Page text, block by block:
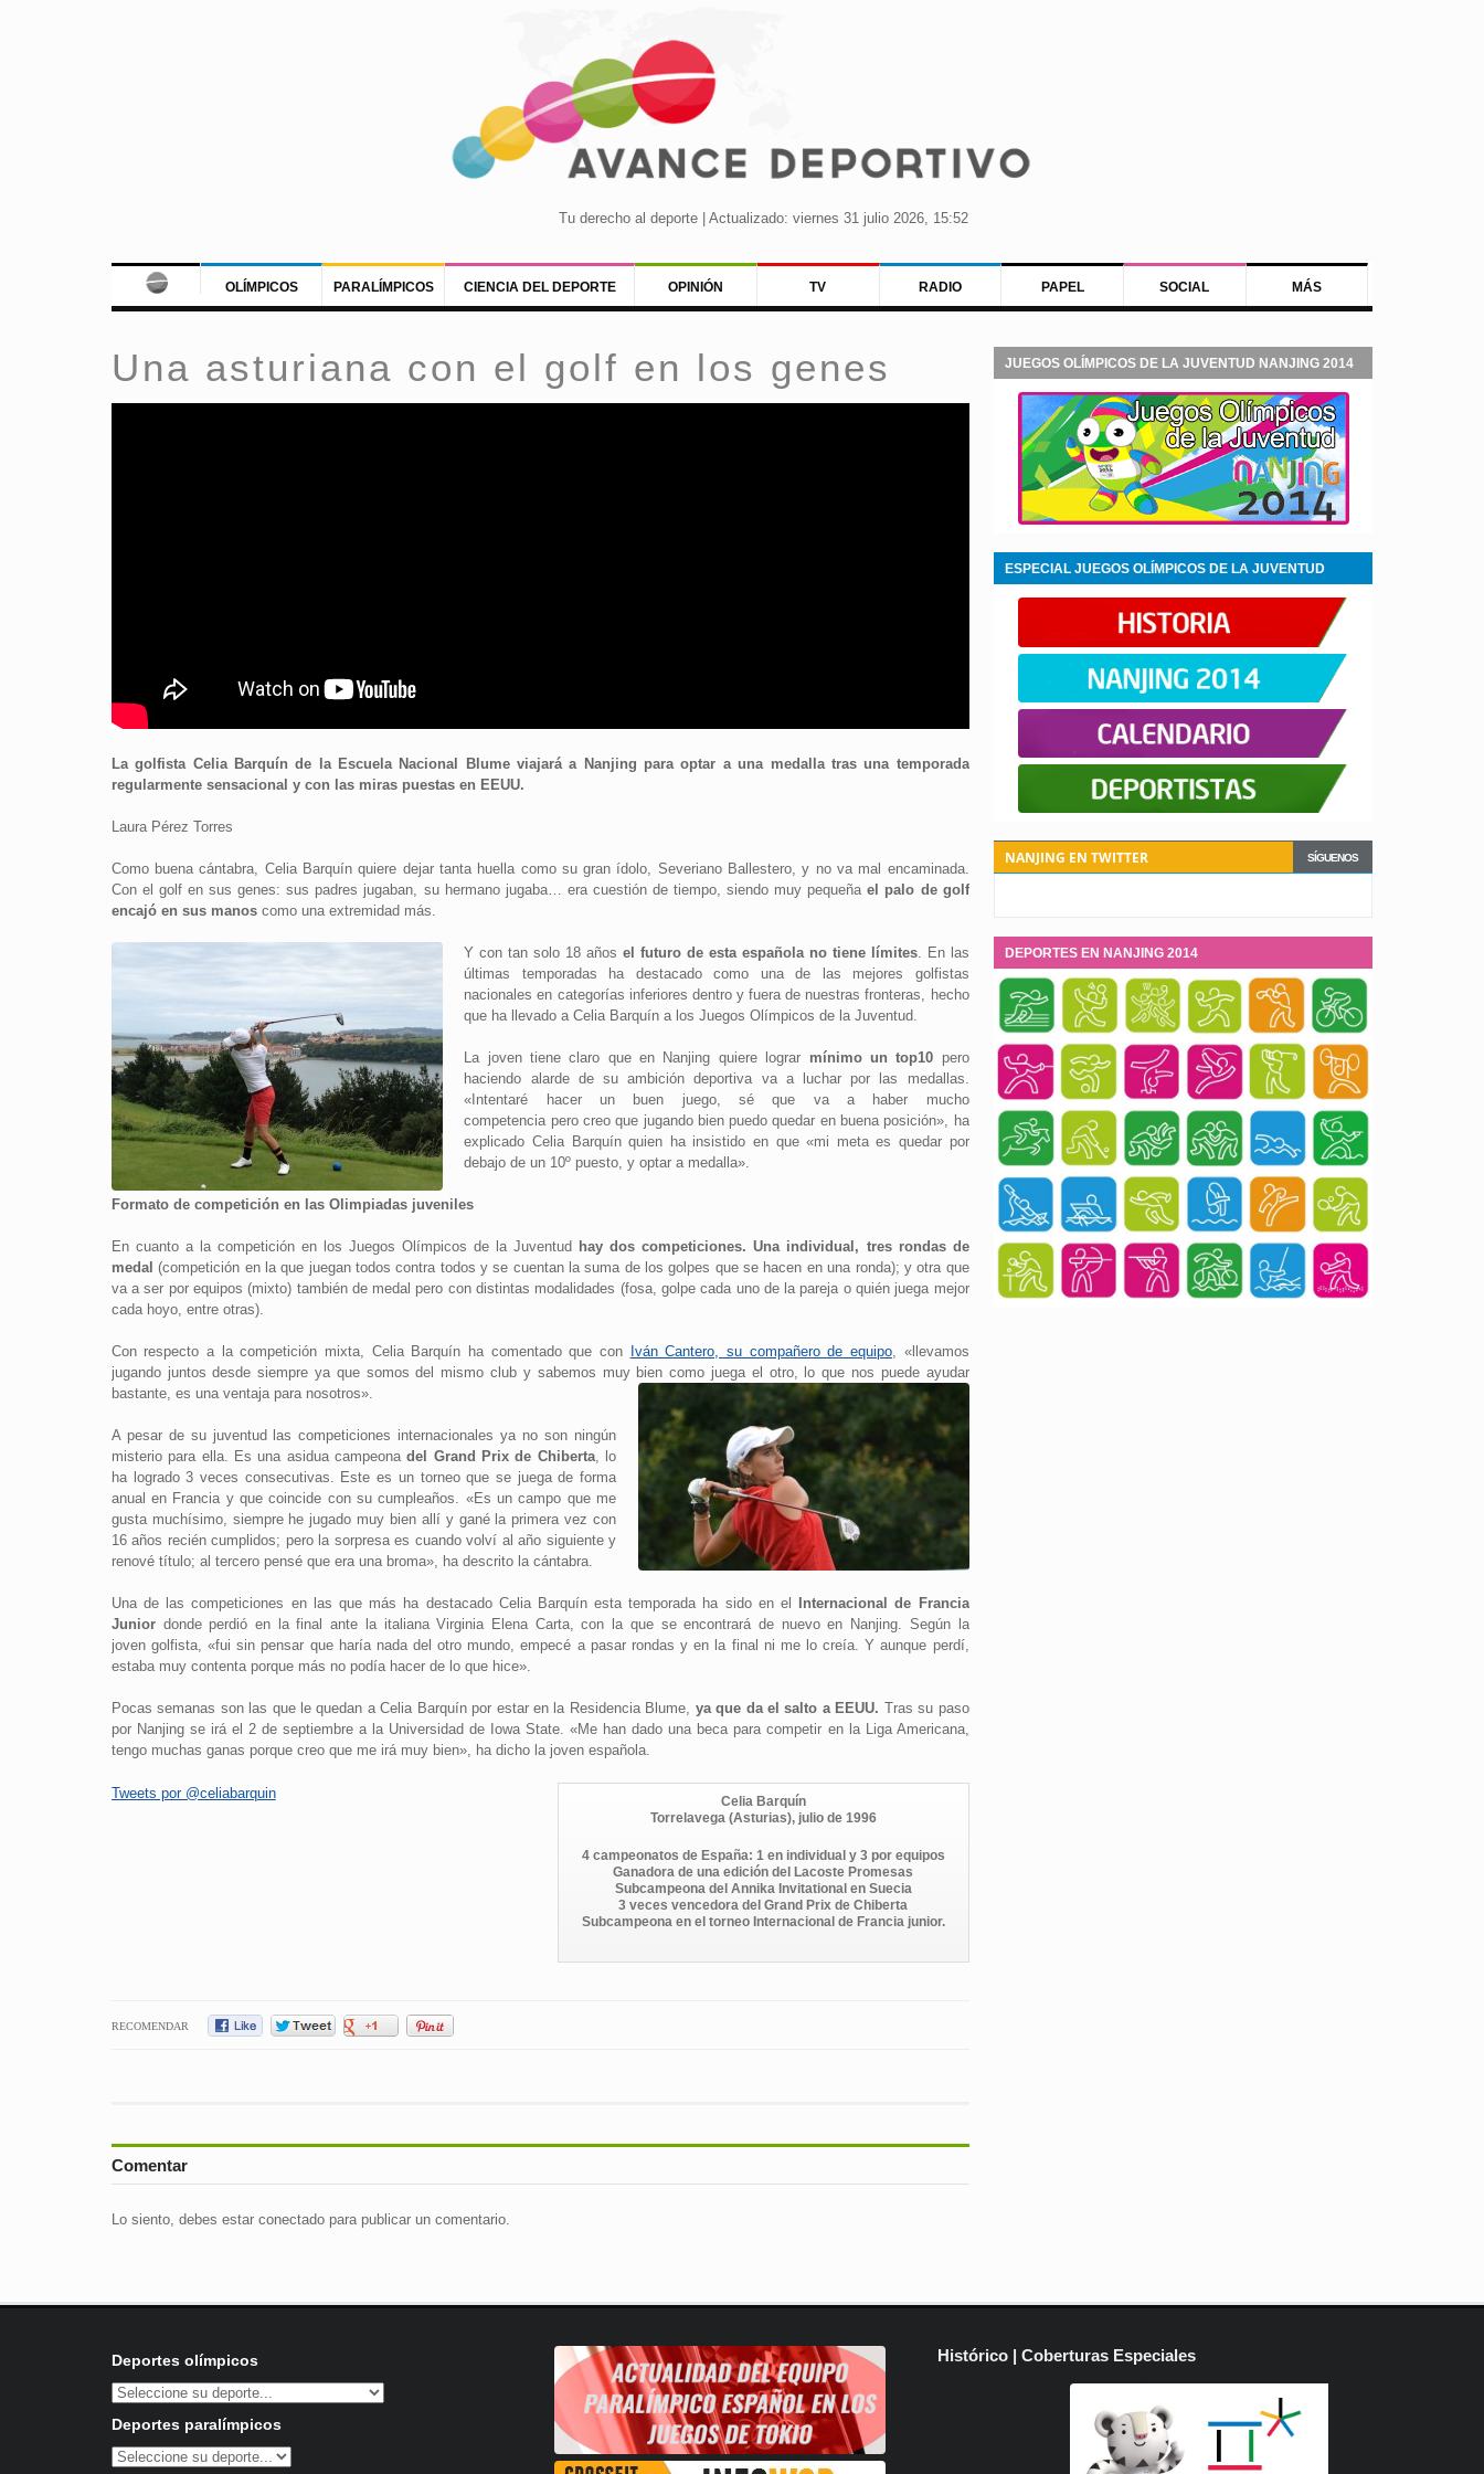
Tu derecho al deporte | Actualizado: viernes 31 julio 2026, 15:52
OLÍMPICOS PARALÍMPICOS CIENCIA DEL DEPORTE OPINIÓN TV RADIO PAPEL SOCIAL MÁS
Una asturiana con el golf en los genes
La golfista Celia Barquín de la Escuela Nacional Blume viajará a Nanjing para optar a una medalla tras una temporada
regularmente sensacional y con las miras puestas en EEUU.
Laura Pérez Torres
Como buena cántabra, Celia Barquín quiere dejar tanta huella como su gran ídolo, Severiano Ballestero, y no va mal encaminada.
Con el golf en sus genes: sus padres jugaban, su hermano jugaba… era cuestión de tiempo, siendo muy pequeñael palo de golf
encajó en sus manoscomo una extremidad más.
Y con tan solo 18 añosel futuro de esta española no tiene límites. En las
últimas temporadas ha destacado como una de las mejores golfistas
nacionales en categorías inferiores dentro y fuera de nuestras fronteras, hecho
que ha llevado a Celia Barquín a los Juegos Olímpicos de la Juventud.
La joven tiene claro que en Nanjing quiere lograr mínimo un top10 pero
haciendo alarde de su ambición deportiva va a luchar por las medallas.
«Intentaré hacer un buen juego, sé que va a haber mucho
competencia pero creo que jugando bien puedo quedar en buena posición», ha
explicado Celia Barquín quien ha insistido en que «mi meta es quedar por
debajo de un 10º puesto, y optar a medalla».
Formato de competición en las Olimpiadas juveniles
En cuanto a la competición en los Juegos Olímpicos de la Juventud hay dos competiciones. Una individual, tres rondas de
medal (competición en la que juegan todos contra todos y se cuentan la suma de los golpes que se hacen en una ronda); y otra que
va a ser por equipos (mixto) también de medal pero con distintas modalidades (fosa, golpe cada uno de la pareja o quién juega mejor
cada hoyo, entre otras).
Con respecto a la competición mixta, Celia Barquín ha comentado que con Iván Cantero, su compañero de equipo, «llevamos
jugando juntos desde siempre ya que somos del mismo club y sabemos muy bien como juega el otro, lo que nos puede ayudar
bastante, es una ventaja para nosotros».
A pesar de su juventud las competiciones internacionales ya no son ningún
misterio para ella. Es una asidua campeonadel Grand Prix de Chiberta, lo
ha logrado 3 veces consecutivas. Este es un torneo que se juega de forma
anual en Francia y que coincide con su cumpleaños. «Es un campo que me
gusta muchísimo, siempre he jugado muy bien allí y gané la primera vez con
16 años recién cumplidos; pero la sorpresa es cuando volví al año siguiente y
renové título; al tercero pensé que era una broma», ha descrito la cántabra.
Una de las competiciones en las que más ha destacado Celia Barquín esta temporada ha sido en el
Internacional de Francia
Juniordonde perdió en la final ante la italiana Virginia Elena Carta, con la que se encontrará de nuevo en Nanjing. Según la
joven golfista, «fui sin pensar que haría nada del otro mundo, empecé a pasar rondas y en la final ni me lo creía. Y aunque perdí,
estaba muy contenta porque más no podía hacer de lo que hice».
Pocas semanas son las que le quedan a Celia Barquín por estar en la Residencia Blume, ya que da el salto a EEUU. Tras su paso
por Nanjing se irá el 2 de septiembre a la Universidad de Iowa State. «Me han dado una beca para competir en la Liga Americana,
tengo muchas ganas porque creo que me irá muy bien», ha dicho la joven española.
Tweets por @celiabarquin
Celia Barquín
Torrelavega (Asturias), julio de 1996
4 campeonatos de España: 1 en individual y 3 por equipos
Ganadora de una edición del Lacoste Promesas
Subcampeona del Annika Invitational en Suecia
3 veces vencedora del Grand Prix de Chiberta
Subcampeona en el torneo Internacional de Francia junior.
RECOMENDAR
Comentar
Lo siento, debes estar conectadopara publicar un comentario.
JUEGOS OLÍMPICOS DE LA JUVENTUD NANJING 2014
ESPECIAL JUEGOS OLÍMPICOS DE LA JUVENTUD
NANJING 2014
SÍGUENOS
NANJING EN TWITTER
DEPORTES EN NANJING 2014
Deportes olímpicos
Deportes paralímpicos
Histórico | Coberturas Especiales